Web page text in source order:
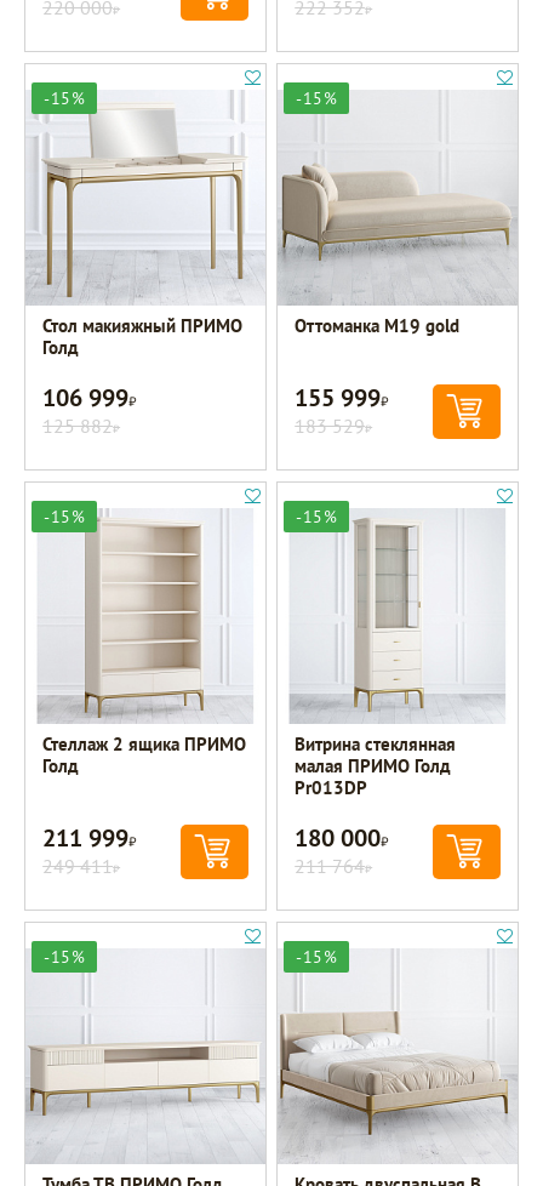
220 000Р 222 352Р
-15%
Стол макияжный ПРИМО
Голд
106 999Р
125 882Р
-15%
Оттоманка M19 gold
155 999Р
183 529Р
-15%
Стеллаж 2 ящика ПРИМО
Голд
211 999Р
249 411Р
-15%
Витрина стеклянная
малая ПРИМО Голд
Pr013DP
180 000Р
211 764Р
-15% -15%